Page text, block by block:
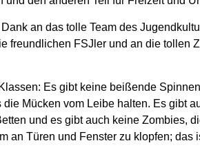
an das tolle Team des
freundlichen FSJler und an die tollen
Es gibt keine beißende
die Mücken vom Leibe halten. Es gibt
und es gibt auch keine Zombies,
an Türen und Fenster zu klopfen; das